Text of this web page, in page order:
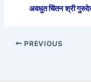
अवधुत चिंतन श्री
PREVIOUS